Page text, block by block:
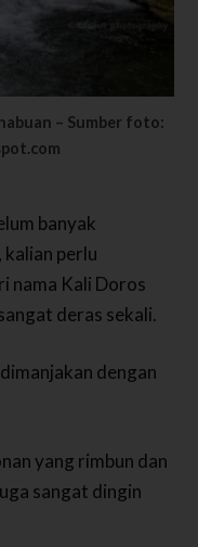
– Sumber foto:
banyak
perlu
nama Kali Doros
deras sekali.
dengan
yang rimbun dan
sangat dingin